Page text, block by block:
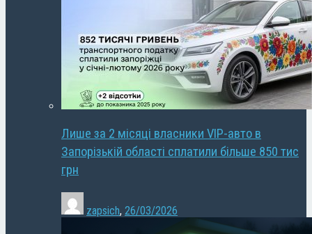
Лише за 2 місяці власники VIP-авто в
Запорізькій області сплатили більше 850 тис
грн
zapsich, 26/03/2026